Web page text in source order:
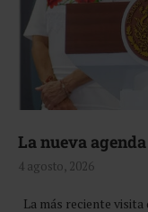
La nueva
4 agosto, 2026
La más reciente